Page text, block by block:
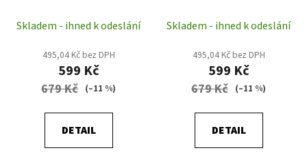
Skladem - ihned k odeslání
495,04 Kč bez DPH
599 Kč
679 Kč (–11 %)
DETAIL
Skladem - ihned k odeslání
495,04 Kč bez DPH
599 Kč
679 Kč (–11 %)
DETAIL